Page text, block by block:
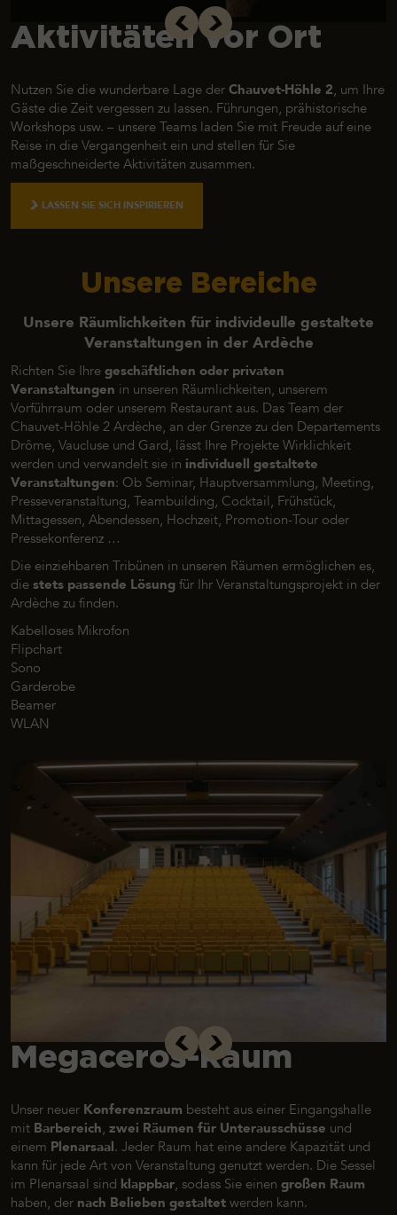
Aktivitäten vor Ort
Nutzen Sie die wunderbare Lage der Chauvet-Höhle 2, um Ihre
Gäste die Zeit vergessen zu lassen. Führungen, prähistorische
Workshops usw. – unsere Teams laden Sie mit Freude auf eine
Reise in die Vergangenheit ein und stellen für Sie
maßgeschneiderte Aktivitäten zusammen.
LASSEN SIE SICH INSPIRIEREN
Unsere Bereiche
Unsere Räumlichkeiten für individeulle gestaltete
Veranstaltungen in der Ardèche
Richten Sie Ihre geschäftlichen oder privaten
Veranstaltungen in unseren Räumlichkeiten, unserem
Vorführraum oder unserem Restaurant aus. Das Team der
Chauvet-Höhle 2 Ardèche, an der Grenze zu den Departements
Drôme, Vaucluse und Gard, lässt Ihre Projekte Wirklichkeit
werden und verwandelt sie in individuell gestaltete
Veranstaltungen: Ob Seminar, Hauptversammlung, Meeting,
Presseveranstaltung, Teambuilding, Cocktail, Frühstück,
Mittagessen, Abendessen, Hochzeit, Promotion-Tour oder
Pressekonferenz …
Die einziehbaren Tribünen in unseren Räumen ermöglichen es,
die stets passende Lösung für Ihr Veranstaltungsprojekt in der
Ardèche zu finden.
Kabelloses Mikrofon
Flipchart
Sono
Garderobe
Beamer
WLAN
Megaceros-Raum
Unser neuer Konferenzraum besteht aus einer Eingangshalle
mit Barbereich, zwei Räumen für Unterausschüsse und
einem Plenarsaal. Jeder Raum hat eine andere Kapazität und
kann für jede Art von Veranstaltung genutzt werden. Die Sessel
im Plenarsaal sind klappbar, sodass Sie einen großen Raum
haben, der nach Belieben gestaltet werden kann.